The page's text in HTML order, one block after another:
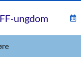
ungdom